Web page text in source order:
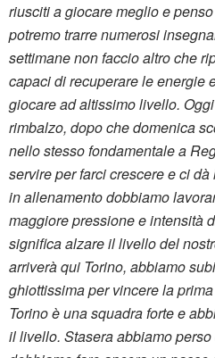
riusciti a giocare meglio e
potremo trarre numerosi
settimane non faccio altro che
capaci di recuperare le energie
giocare ad altissimo livello.
rimbalzo, dopo che domenica
nello stesso fondamentale a
servire per farci crescere e ci
in allenamento dobbiamo
maggiore pressione e intensità
significa alzare il livello del
arriverà qui Torino, abbiamo
ghiottissima per vincere la
Torino è una squadra forte e
il livello. Stasera abbiamo